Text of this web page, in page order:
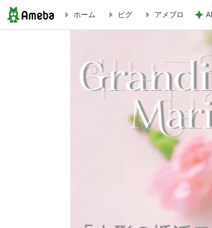
婚活のコツとは？①仲人と連携するべし！ |
ホーム ピグ アメブロ